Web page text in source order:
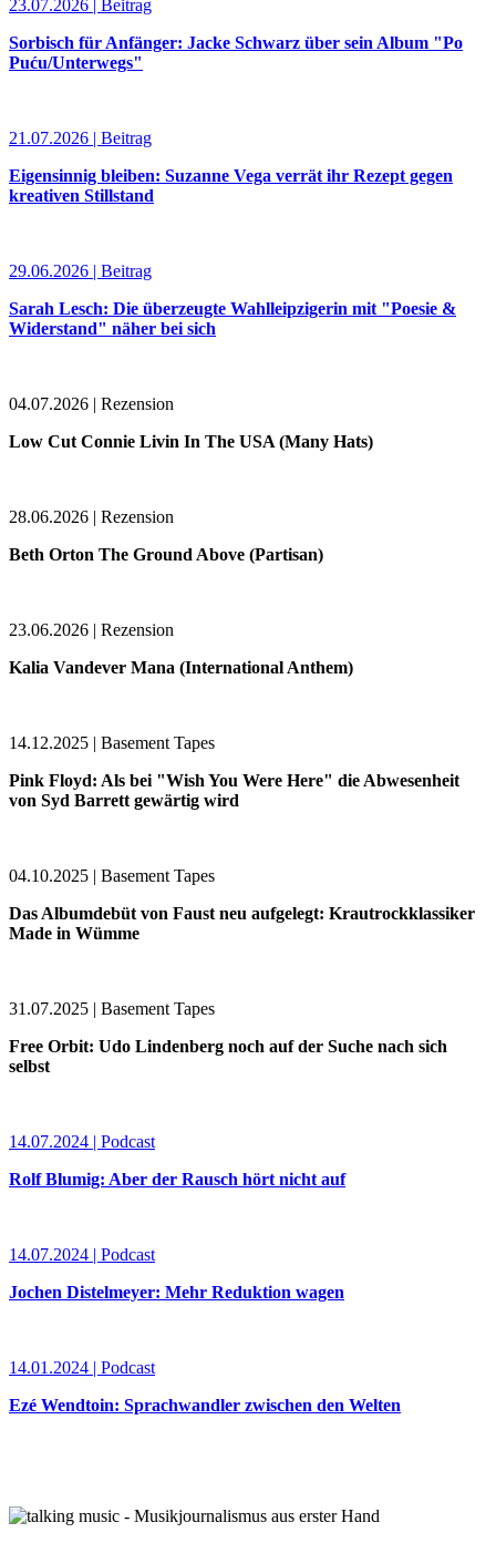
23.07.2026 | Beitrag
Sorbisch für Anfänger: Jacke Schwarz über sein Album "Po
Puću/Unterwegs"
21.07.2026 | Beitrag
Eigensinnig bleiben: Suzanne Vega verrät ihr Rezept gegen
kreativen Stillstand
29.06.2026 | Beitrag
Sarah Lesch: Die überzeugte Wahlleipzigerin mit "Poesie &
Widerstand" näher bei sich
04.07.2026 | Rezension
Low Cut Connie Livin In The USA (Many Hats)
28.06.2026 | Rezension
Beth Orton The Ground Above (Partisan)
23.06.2026 | Rezension
Kalia Vandever Mana (International Anthem)
14.12.2025 | Basement Tapes
Pink Floyd: Als bei "Wish You Were Here" die Abwesenheit
von Syd Barrett gewärtig wird
04.10.2025 | Basement Tapes
Das Albumdebüt von Faust neu aufgelegt: Krautrockklassiker
Made in Wümme
31.07.2025 | Basement Tapes
Free Orbit: Udo Lindenberg noch auf der Suche nach sich
selbst
14.07.2024 | Podcast
Rolf Blumig: Aber der Rausch hört nicht auf
14.07.2024 | Podcast
Jochen Distelmeyer: Mehr Reduktion wagen
14.01.2024 | Podcast
Ezé Wendtoin: Sprachwandler zwischen den Welten